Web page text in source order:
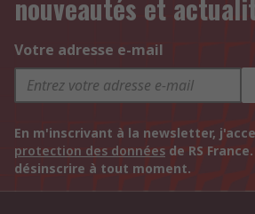
nouveautés et
Votre adresse e-mail
En m'inscrivant à la newsletter,
protection des données de RS
désinscrire à tout moment.